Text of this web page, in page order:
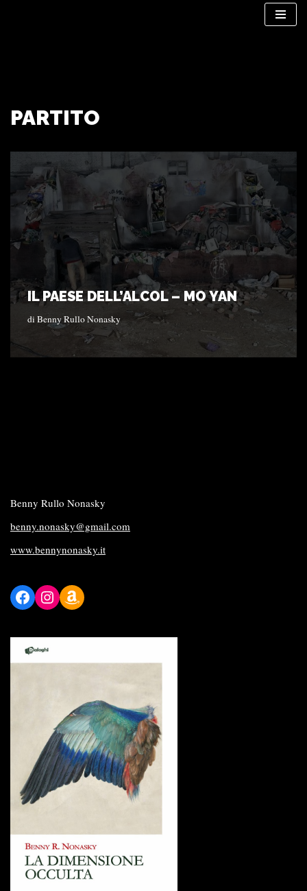
PARTITO
IL PAESE DELL’ALCOL – MO YAN
di Benny Rullo Nonasky
Benny Rullo Nonasky
benny.nonasky@gmail.com
www.bennynonasky.it